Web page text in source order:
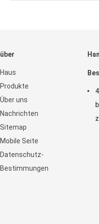
über
Haus
Produkte
Über uns
Nachrichten
Sitemap
Mobile Seite
Datenschutz-
Bestimmungen